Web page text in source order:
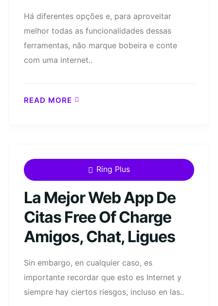
Há diferentes opções e, para aproveitar
melhor todas as funcionalidades dessas
ferramentas, não marque bobeira e conte
com uma internet..
READ MORE
La Mejor Web App De
Citas Free Of Charge
Amigos, Chat, Ligues
Ring Plus
Sin embargo, en cualquier caso, es
importante recordar que esto es Internet y
siempre hay ciertos riesgos, incluso en las..